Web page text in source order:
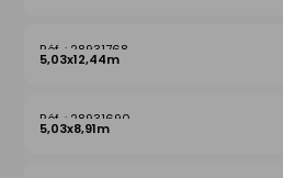
28931768
5,03x12,44m
28931690
5,03x8,91m